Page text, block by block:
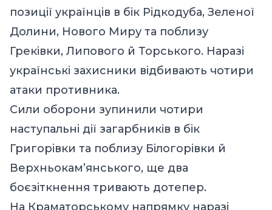
позиції українців в бік Рідкодуба, Зеленої
Долини, Нового Миру та поблизу
Греківки, Липового й Торського. Наразі
українські захисники відбивають чотири
атаки противника.
Сили оборони зупинили чотири
наступальні дії загарбників в бік
Григорівки та поблизу Білогорівки й
Верхньокам’янського, ще два
боєзіткнення тривають дотепер.
На Краматорському напрямку наразі